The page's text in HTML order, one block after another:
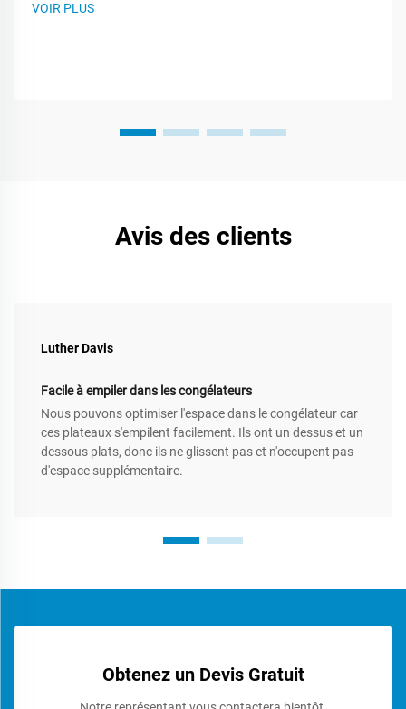
VOIR PLUS
Avis des clients
Luther Davis
Facile à empiler dans les congélateurs
Nous pouvons optimiser l'espace dans le congélateur car
ces plateaux s'empilent facilement. Ils ont un dessus et un
dessous plats, donc ils ne glissent pas et n'occupent pas
d'espace supplémentaire.
Obtenez un Devis Gratuit